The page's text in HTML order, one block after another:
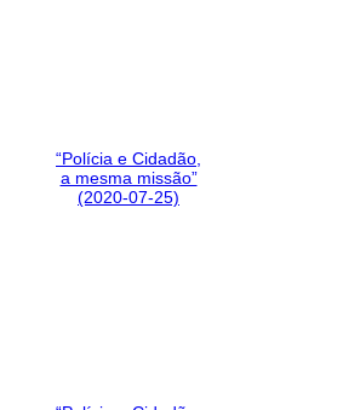
“Polícia e Cidadão,
a mesma missão”
(2020-07-25)